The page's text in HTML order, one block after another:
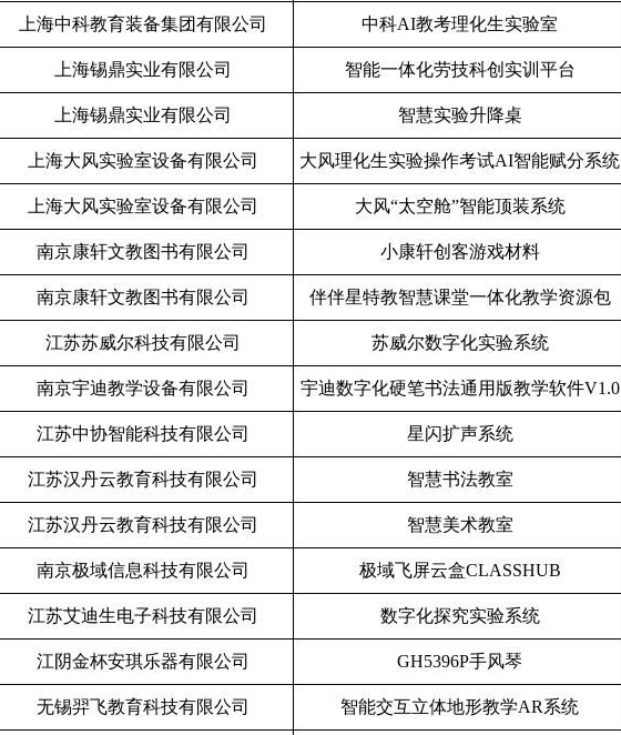
上海中科教育装备集团有限公司 中科AI教考理化生实验室
上海锡鼎实业有限公司 智能一体化劳技科创实训平台
上海锡鼎实业有限公司 智慧实验升降桌
上海大风实验室设备有限公司 大风理化生实验操作考试AI智能赋分系统
上海大风实验室设备有限公司 大风“太空舱”智能顶装系统
南京康轩文教图书有限公司 小康轩创客游戏材料
南京康轩文教图书有限公司 伴伴星特教智慧课堂一体化教学资源包
江苏苏威尔科技有限公司 苏威尔数字化实验系统
南京宇迪教学设备有限公司 宇迪数字化硬笔书法通用版教学软件V1.0
江苏中协智能科技有限公司 星闪扩声系统
江苏汉丹云教育科技有限公司 智慧书法教室
江苏汉丹云教育科技有限公司 智慧美术教室
南京极域信息科技有限公司 极域飞屏云盒CLASSHUB
江苏艾迪生电子科技有限公司 数字化探究实验系统
江阴金杯安琪乐器有限公司 GH5396P手风琴
无锡羿飞教育科技有限公司 智能交互立体地形教学AR系统